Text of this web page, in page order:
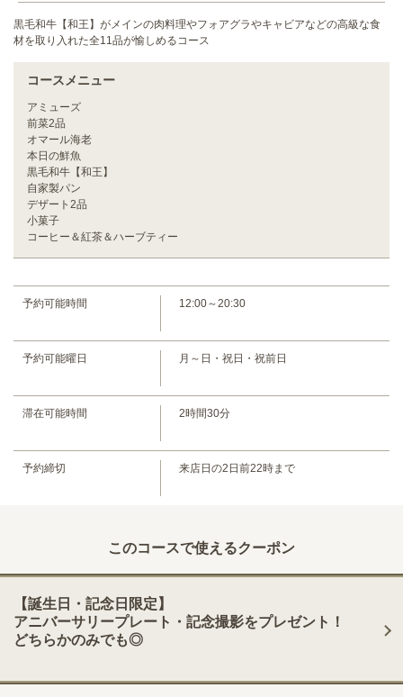
黒毛和牛【和王】がメインの肉料理やフォアグラやキャビアなどの高級な食
材を取り入れた全11品が愉しめるコース
コースメニュー
アミューズ
前菜2品
オマール海老
本日の鮮魚
黒毛和牛【和王】
自家製パン
デザート2品
小菓子
コーヒー＆紅茶＆ハーブティー
予約可能時間 12:00～20:30
予約可能曜日 月～日・祝日・祝前日
滞在可能時間 2時間30分
予約締切 来店日の2日前22時まで
このコースで使えるクーポン
【誕生日・記念日限定】
アニバーサリープレート・記念撮影をプレゼント！
どちらかのみでも◎
【プレミアムコース】 （9/1～）※価格改正 | Chef Okazaki
大阪府大阪市都島区都島本通４丁目ー22ー19 アヴェルラ都島 1F
お店情報をコピー